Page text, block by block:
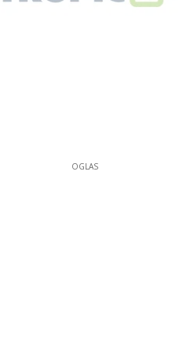
OGLAS